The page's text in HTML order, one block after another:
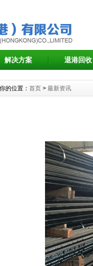
解决方案 退港回收
你的位置： 首页 > 最新资讯